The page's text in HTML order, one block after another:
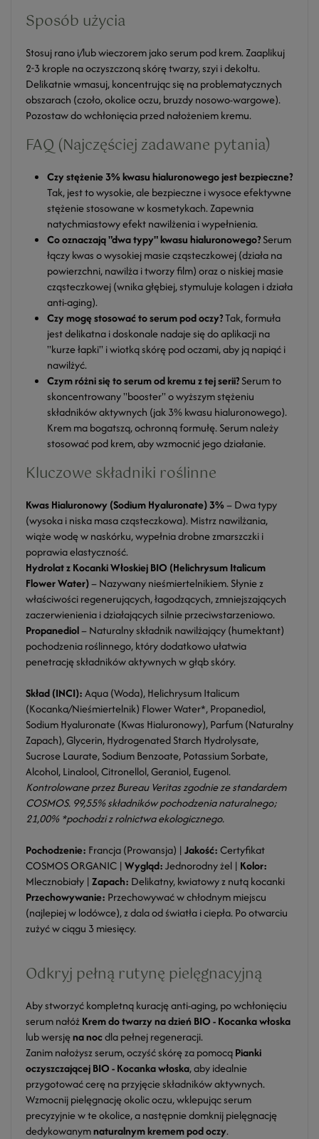
Sposób użycia
Stosuj rano i/lub wieczorem jako serum pod krem. Zaaplikuj
2-3 krople na oczyszczoną skórę twarzy, szyi i dekoltu.
Delikatnie wmasuj, koncentrując się na problematycznych
obszarach (czoło, okolice oczu, bruzdy nosowo-wargowe).
Pozostaw do wchłonięcia przed nałożeniem kremu.
FAQ (Najczęściej zadawane pytania)
Czy stężenie 3% kwasu hialuronowego jest bezpieczne?
Tak, jest to wysokie, ale bezpieczne i wysoce efektywne
stężenie stosowane w kosmetykach. Zapewnia
natychmiastowy efekt nawilżenia i wypełnienia.
Co oznaczają "dwa typy" kwasu hialuronowego?Serum
łączy kwas o wysokiej masie cząsteczkowej (działa na
powierzchni, nawilża i tworzy film) oraz o niskiej masie
cząsteczkowej (wnika głębiej, stymuluje kolagen i działa
anti-aging).
Czy mogę stosować to serum pod oczy?Tak, formuła
jest delikatna i doskonale nadaje się do aplikacji na
"kurze łapki" i wiotką skórę pod oczami, aby ją napiąć i
nawilżyć.
Czym różni się to serum od kremu z tej serii?Serum to
skoncentrowany "booster" o wyższym stężeniu
składników aktywnych (jak 3% kwasu hialuronowego).
Krem ma bogatszą, ochronną formułę. Serum należy
stosować pod krem, aby wzmocnić jego działanie.
Kluczowe składniki roślinne
Kwas Hialuronowy (Sodium Hyaluronate) 3%– Dwa typy
(wysoka i niska masa cząsteczkowa). Mistrz nawilżania,
wiąże wodę w naskórku, wypełnia drobne zmarszczki i
poprawia elastyczność.
Hydrolat z Kocanki Włoskiej BIO (Helichrysum Italicum
Flower Water)– Nazywany nieśmiertelnikiem. Słynie z
właściwości regenerujących, łagodzących, zmniejszających
zaczerwienienia i działających silnie przeciwstarzeniowo.
Propanediol– Naturalny składnik nawilżający (humektant)
pochodzenia roślinnego, który dodatkowo ułatwia
penetrację składników aktywnych w głąb skóry.
Skład (INCI):Aqua (Woda), Helichrysum Italicum
(Kocanka/Nieśmiertelnik) Flower Water*, Propanediol,
Sodium Hyaluronate (Kwas Hialuronowy), Parfum (Naturalny
Zapach), Glycerin, Hydrogenated Starch Hydrolysate,
Sucrose Laurate, Sodium Benzoate, Potassium Sorbate,
Alcohol, Linalool, Citronellol, Geraniol, Eugenol.
Kontrolowane przez Bureau Veritas zgodnie ze standardem
COSMOS. 99,55% składników pochodzenia naturalnego;
21,00% *pochodzi z rolnictwa ekologicznego.
Pochodzenie: Francja (Prowansja) |Jakość:Certyfikat
COSMOS ORGANIC |Wygląd:Jednorodny żel | Kolor:
Mlecznobiały |Zapach: Delikatny, kwiatowy z nutą kocanki
Przechowywanie: Przechowywać w chłodnym miejscu
(najlepiej w lodówce), z dala od światła i ciepła. Po otwarciu
zużyć w ciągu 3 miesięcy.
Odkryj pełną rutynę pielęgnacyjną
Aby stworzyć kompletną kurację anti-aging, po wchłonięciu
serum nałóżKrem do twarzy na dzień BIO - Kocanka włoska
lub wersjęna nocdla pełnej regeneracji.
Zanim nałożysz serum, oczyść skórę za pomocąPianki
oczyszczającej BIO - Kocanka włoska, aby idealnie
przygotować cerę na przyjęcie składników aktywnych.
Wzmocnij pielęgnację okolic oczu, wklepując serum
precyzyjnie w te okolice, a następnie domknij pielęgnację
dedykowanymnaturalnym kremem pod oczy.